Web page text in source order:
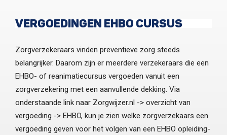
VERGOEDINGEN EHBO CURSUS
Zorgverzekeraars vinden preventieve zorg steeds
belangrijker. Daarom zijn er meerdere verzekeraars die een
EHBO- of reanimatiecursus vergoeden vanuit een
zorgverzekering met een aanvullende dekking. Via
onderstaande link naar Zorgwijzer.nl -> overzicht van
vergoeding -> EHBO, kun je zien welke zorgverzekaars een
vergoeding geven voor het volgen van een EHBO opleiding-